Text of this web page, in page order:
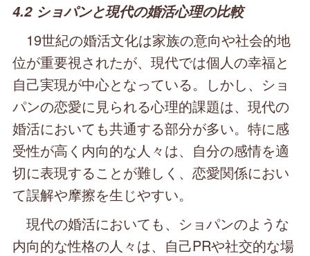
4.2 ショパンと現代の婚活心理の比較
19世紀の婚活文化は家族の意向や社会的地
位が重要視されたが、現代では個人の幸福と
自己実現が中心となっている。しかし、ショ
パンの恋愛に見られる心理的課題は、現代の
婚活においても共通する部分が多い。特に感
受性が高く内向的な人々は、自分の感情を適
切に表現することが難しく、恋愛関係におい
て誤解や摩擦を生じやすい。
現代の婚活においても、ショパンのような
内向的な性格の人々は、自己PRや社交的な場